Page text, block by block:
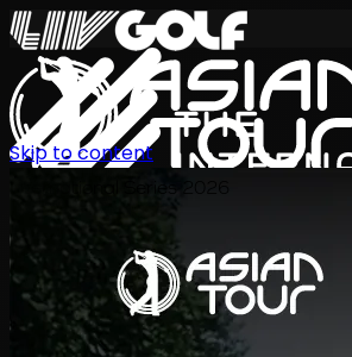
International Series 2026
Skip to content